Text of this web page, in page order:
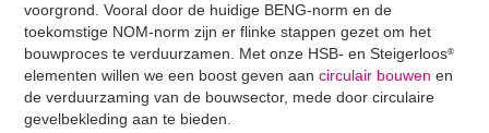
voorgrond. Vooral door de huidige BENG-norm en de
toekomstige NOM-norm zijn er flinke stappen gezet om het
bouwproces te verduurzamen. Met onze HSB- en Steigerloos®
elementen willen we een boost geven aancirculair bouwen en
de verduurzaming van de bouwsector, mede door circulaire
gevelbekleding aan te bieden.